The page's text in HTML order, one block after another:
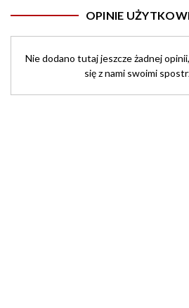
OPINIE
Nie dodano tutaj jeszcze żadnej
się z nami swoimi